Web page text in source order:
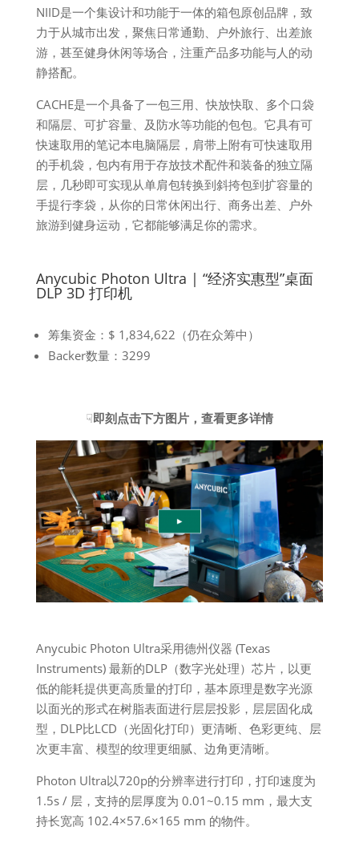
NIID是一个集设计和功能于一体的箱包原创品牌，致
力于从城市出发，聚焦日常通勤、户外旅行、出差旅
游，甚至健身休闲等场合，注重产品多功能与人的动
静搭配。
CACHE是一个具备了一包三用、快放快取、多个口袋
和隔层、可扩容量、及防水等功能的包包。它具有可
快速取用的笔记本电脑隔层，肩带上附有可快速取用
的手机袋，包内有用于存放技术配件和装备的独立隔
层，几秒即可实现从单肩包转换到斜挎包到扩容量的
手提行李袋，从你的日常休闲出行、商务出差、户外
旅游到健身运动，它都能够满足你的需求。
Anycubic Photon Ultra | “经济实惠型”桌面
DLP 3D 打印机
筹集资金：$ 1,834,622（仍在众筹中）
Backer数量：3299
☟即刻点击下方图片，查看更多详情
Anycubic Photon Ultra采用德州仪器 (Texas
Instruments) 最新的DLP（数字光处理）芯片，以更
低的能耗提供更高质量的打印，基本原理是数字光源
以面光的形式在树脂表面进行层层投影，层层固化成
型，DLP比LCD（光固化打印）更清晰、色彩更纯、层
次更丰富、模型的纹理更细腻、边角更清晰。
Photon Ultra以720p的分辨率进行打印，打印速度为
1.5s / 层，支持的层厚度为 0.01~0.15 mm，最大支
持长宽高 102.4×57.6×165 mm 的物件。